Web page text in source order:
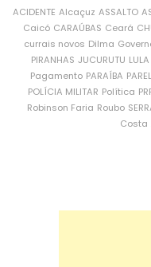
ACIDENTE Alcaçuz ASSALTO
Caicó CARAÚBAS Ceará
currais novos Dilma
PIRANHAS JUCURUTU LULA
Pagamento PARAÍBA
POLÍCIA MILITAR Política
Robinson Faria Roubo
Costa